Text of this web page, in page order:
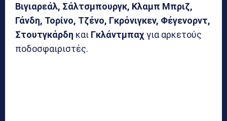
Βιγιαρεάλ, Σάλτσμπουργκ, Κλαμπ Μπριζ,
Γάνδη, Τορίνο, Τζένο, Γκρόνιγκεν, Φέγενορντ,
Στουτγκάρδη και Γκλάντμπαχ για αρκετούς
ποδοσφαιριστές.